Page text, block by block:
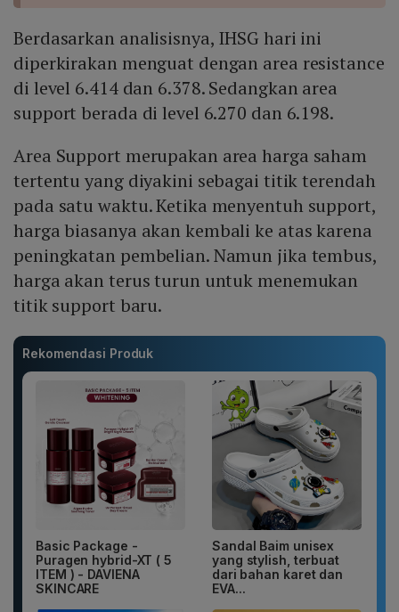
Berdasarkan analisisnya, IHSG hari ini
diperkirakan menguat dengan area resistance
di level 6.414 dan 6.378. Sedangkan area
support berada di level 6.270 dan 6.198.
Area Support merupakan area harga saham
tertentu yang diyakini sebagai titik terendah
pada satu waktu. Ketika menyentuh support,
harga biasanya akan kembali ke atas karena
peningkatan pembelian. Namun jika tembus,
harga akan terus turun untuk menemukan
titik support baru.
Rekomendasi Produk
Basic Package -
Puragen hybrid-XT ( 5
ITEM ) - DAVIENA
SKINCARE
Sandal Baim unisex
yang stylish, terbuat
dari bahan karet dan
EVA...